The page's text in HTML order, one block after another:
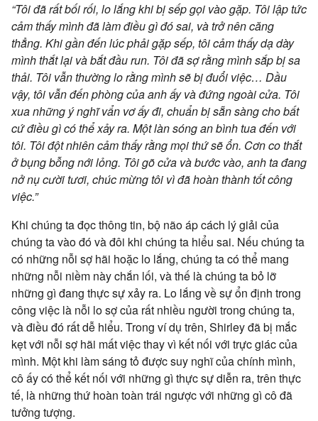
“Tôi đã rất bối rối, lo lắng khi bị sếp gọi vào gặp. Tôi lập tức
cảm thấy mình đã làm điều gì đó sai, và trở nên căng
thẳng. Khi gần đến lúc phải gặp sếp, tôi cảm thấy dạ dày
mình thắt lại và bắt đầu run. Tôi đã sợ rằng mình sắp bị sa
thải. Tôi vẫn thường lo rằng mình sẽ bị đuổi việc… Dầu
vậy, tôi vẫn đến phòng của anh ấy và đứng ngoài cửa. Tôi
xua những ý nghĩ vẩn vơ ấy đi, chuẩn bị sẵn sàng cho bất
cứ điều gì có thể xảy ra. Một làn sóng an bình tua đến với
tôi. Tôi đột nhiên cảm thấy rằng mọi thứ sẽ ổn. Cơn co thắt
ở bụng bỗng nới lỏng. Tôi gõ cửa và bước vào, anh ta đang
nở nụ cười tươi, chúc mừng tôi vì đã hoàn thành tốt công
việc.”
Khi chúng ta đọc thông tin, bộ não áp cách lý giải của
chúng ta vào đó và đôi khi chúng ta hiểu sai. Nếu chúng ta
có những nỗi sợ hãi hoặc lo lắng, chúng ta có thể mang
những nỗi niềm này chắn lối, và thế là chúng ta bỏ lỡ
những gì đang thực sự xảy ra. Lo lắng về sự ổn định trong
công việc là nỗi lo sợ của rất nhiều người trong chúng ta,
và điều đó rất dễ hiểu. Trong ví dụ trên, Shirley đã bị mắc
kẹt với nỗi sợ hãi mất việc thay vì kết nối với trực giác của
mình. Một khi làm sáng tỏ được suy nghĩ của chính mình,
cô ấy có thể kết nối với những gì thực sự diễn ra, trên thực
tế, là những thứ hoàn toàn trái ngược với những gì cô đã
tưởng tượng.